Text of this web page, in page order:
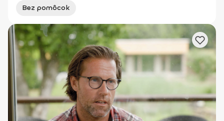
Bez pomôcok